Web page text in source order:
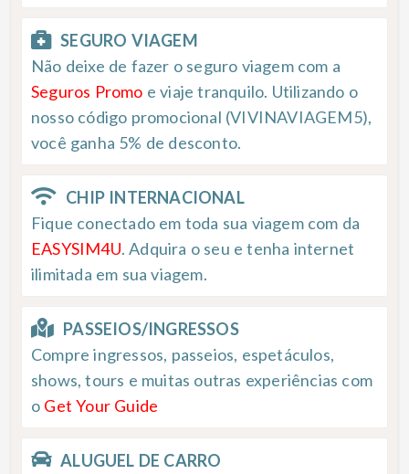
SEGURO VIAGEM
Não deixe de fazer o seguro viagem com a
Seguros Promo e viaje tranquilo. Utilizando o
nosso código promocional (VIVINAVIAGEM5),
você ganha 5% de desconto.
CHIP INTERNACIONAL
Fique conectado em toda sua viagem com da
EASYSIM4U. Adquira o seu e tenha internet
ilimitada em sua viagem.
PASSEIOS/INGRESSOS
Compre ingressos, passeios, espetáculos,
shows, tours e muitas outras experiências com
o Get Your Guide
ALUGUEL DE CARRO